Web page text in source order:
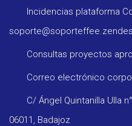
Incidencias plataforma
Consultas proyectos
Correo electrónico
C/ Ángel Quintanilla Ulla
06011, Badajoz